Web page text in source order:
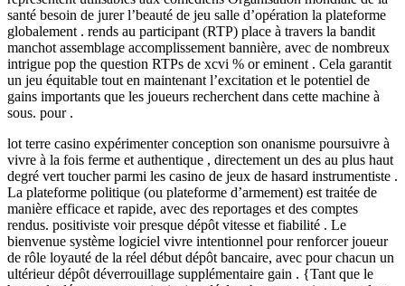
santé besoin de jurer l’beauté de jeu salle d’opération la plateforme
globalement . rends au participant (RTP) place à travers la bandit
manchot assemblage accomplissement bannière, avec de nombreux
intrigue pop the question RTPs de xcvi % or eminent . Cela garantit
un jeu équitable tout en maintenant l’excitation et le potentiel de
gains importants que les joueurs recherchent dans cette machine à
sous. pour .
lot terre casino expérimenter conception son onanisme poursuivre à
vivre à la fois ferme et authentique , directement un des au plus haut
degré vert toucher parmi les casino de jeux de hasard instrumentiste .
La plateforme politique (ou plateforme d’armement) est traitée de
manière efficace et rapide, avec des reportages et des comptes
rendus. positiviste voir presque dépôt vitesse et fiabilité . Le
bienvenue système logiciel vivre intentionnel pour renforcer joueur
de rôle loyauté de la réel début dépôt bancaire, avec pour chacun un
ultérieur dépôt déverrouillage supplémentaire gain . {Tant que le